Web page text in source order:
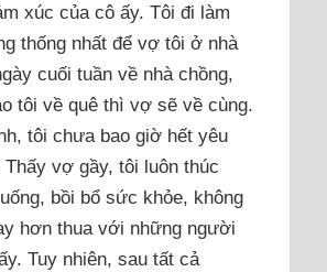
xúc của cô ấy. Tôi đi làm
thống nhất để vợ tôi ở nhà
cuối tuần về nhà chồng,
tôi về quê thì vợ sẽ về cùng.
tôi chưa bao giờ hết yêu
vợ gầy, tôi luôn thúc
bồi bổ sức khỏe, không
hơn thua với những người
Tuy nhiên, sau tất cả